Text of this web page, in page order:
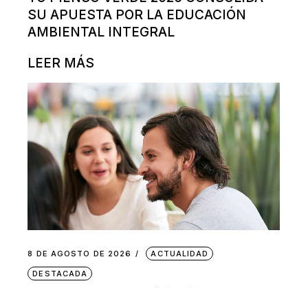
SU APUESTA POR LA EDUCACIÓN
AMBIENTAL INTEGRAL
LEER MÁS
8 DE AGOSTO DE 2026 ACTUALIDAD
DESTACADA